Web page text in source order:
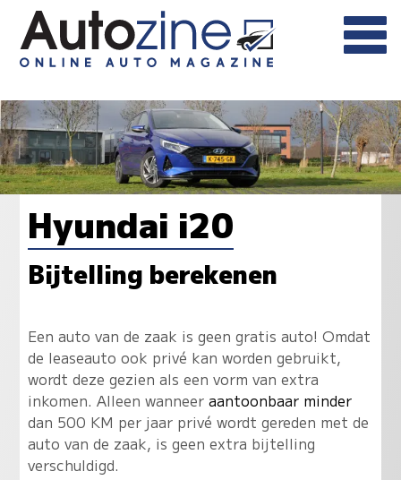
Hyundai i20
Bijtelling berekenen
Een auto van de zaak is geen gratis auto! Omdat
de leaseauto ook privé kan worden gebruikt,
wordt deze gezien als een vorm van extra
inkomen. Alleen wanneer aantoonbaar minder
dan 500 KM per jaar privé wordt gereden met de
auto van de zaak, is geen extra bijtelling
verschuldigd.